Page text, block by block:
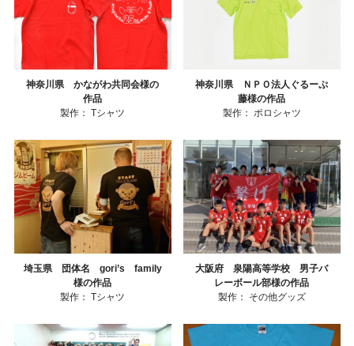
神奈川県 かながわ共同会様の
作品
製作： Tシャツ
神奈川県 ＮＰＯ法人ぐるーぷ
藤様の作品
製作： ポロシャツ
埼玉県 団体名 gori’s family
様の作品
製作： Tシャツ
大阪府 泉陽高等学校 男子バ
レーボール部様の作品
製作：
その他グッズ